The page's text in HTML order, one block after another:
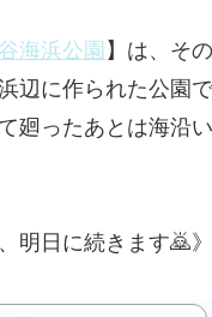
海浜公園 】は、そ
辺に作られた公園
廻ったあとは海沿
明日に続きます🙇》